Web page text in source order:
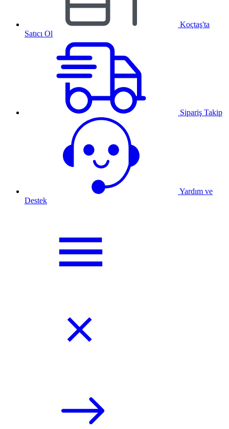
Koçtaş'ta
Satıcı Ol
Sipariş Takip
Yardım ve
Destek